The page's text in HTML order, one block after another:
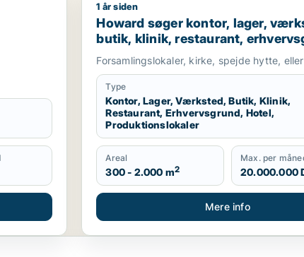
til salg i Storkøbenhavn, Nordsjælland eller
Howard søger kontor, lager,
1 år siden
Howard søger kontor, lager,
butik, klinik, restaurant,
hotel eller produktionslokaler til
Herlev, Hillerød eller Værløse m.fl.
Forsamlingslokaler, kirke, spejde hytte,
Type
Kontor, Lager, Værksted, Butik, Klinik,
Restaurant, Erhvervsgrund, Hotel,
Produktionslokaler
Areal
300 - 2.000 m2
Max. per
20.000.000
Mere info